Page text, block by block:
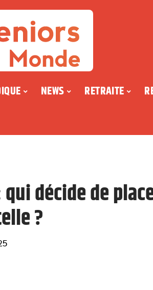
NEWS RETRAITE
décide de
?